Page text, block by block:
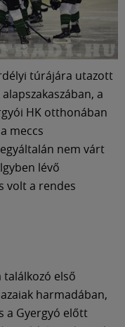
túrájára utazott
a
HK otthonában
meccs
nem várt
lévő
volt a rendes
találkozó első
harmadában,
a Gyergyó előtt